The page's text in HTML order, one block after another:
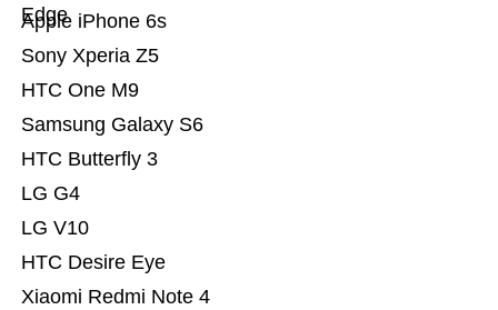
Xiaomi Redmi Note 4
HTC Desire Eye
LG V10
LG G4
HTC Butterfly 3
Samsung Galaxy S6
HTC One M9
Sony Xperia Z5
Apple iPhone 6s
Edge